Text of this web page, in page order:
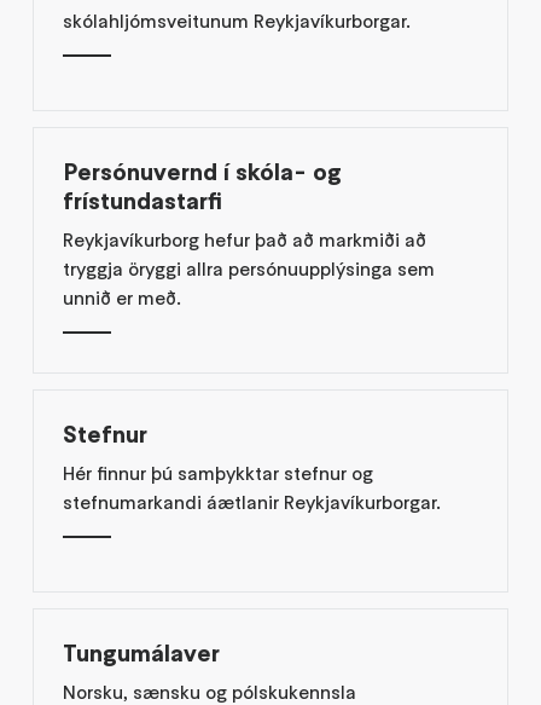
skólahljómsveitunum Reykjavíkurborgar.
Persónuvernd í skóla- og
frístundastarfi
Reykjavíkurborg hefur það að markmiði að
tryggja öryggi allra persónuupplýsinga sem
unnið er með.
Stefnur
Hér finnur þú samþykktar stefnur og
stefnumarkandi áætlanir Reykjavíkurborgar.
Tungumálaver
Norsku, sænsku og pólskukennsla